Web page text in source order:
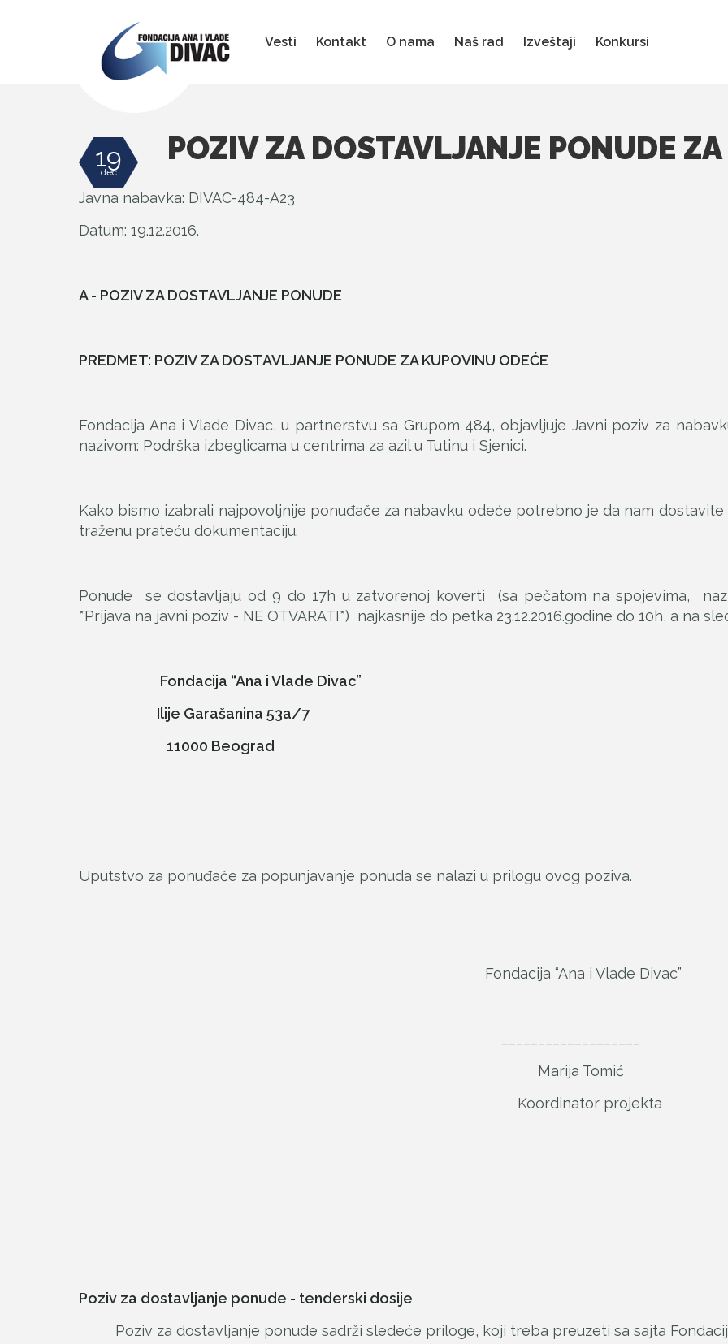
Vlade
Divac
Vesti Kontakt O nama Naš rad Izveštaji Konkursi
19
dec
POZIV ZA DOSTAVLJANJE PONUDE
Javna nabavka: DIVAC-484-A23
Datum: 19.12.2016.
A - POZIV ZA DOSTAVLJANJE PONUDE
PREDMET: POZIV ZA DOSTAVLJANJE PONUDE ZA KUPOVINU ODEĆE
Fondacija Ana i Vlade Divac, u partnerstvu sa Grupom 484, objavljuje Javni poziv za
nazivom: Podrška izbeglicama u centrima za azil u Tutinu i Sjenici.
Kako bismo izabrali najpovoljnije ponuđače za nabavku odeće potrebno je da nam
traženu prateću dokumentaciju.
Ponude se dostavljaju od 9 do 17h u zatvorenoj koverti (sa pečatom na spojevima,
*Prijava na javni poziv - NE OTVARATI*) najkasnije do petka 23.12.2016.godine do 10h, a na
Fondacija “Ana i Vlade Divac”
Ilije Garašanina 53a/7
11000 Beograd
Uputstvo za ponuđače za popunjavanje ponuda se nalazi u prilogu ovog poziva.
Fondacija “Ana i Vlade Divac”
Marija Tomić
Koordinator projekta
Poziv za dostavljanje ponude - tenderski dosije
Poziv za dostavljanje ponude sadrži sledeće priloge, koji treba preuzeti sa sajta